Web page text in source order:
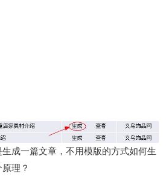
生成一篇文章，不用模版的方式如何生
理？